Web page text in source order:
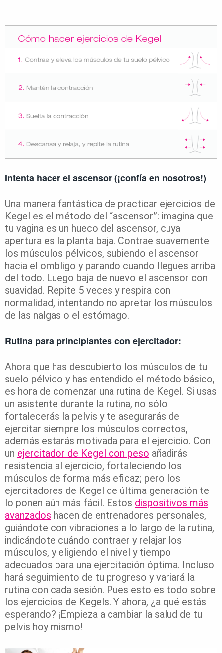
Intenta hacer el ascensor (¡confía en nosotros!)
Una manera fantástica de practicar ejercicios de
Kegel es el método del “ascensor”: imagina que
tu vagina es un hueco del ascensor, cuya
apertura es la planta baja. Contrae suavemente
los músculos pélvicos, subiendo el ascensor
hacia el ombligo y parando cuando llegues arriba
del todo. Luego baja de nuevo el ascensor con
suavidad. Repite 5 veces y respira con
normalidad, intentando no apretar los músculos
de las nalgas o el estómago.
Rutina para principiantes con ejercitador:
Ahora que has descubierto los músculos de tu
suelo pélvico y has entendido el método básico,
es hora de comenzar una rutina de Kegel. Si usas
un asistente durante la rutina, no sólo
fortalecerás la pelvis y te asegurarás de
ejercitar siempre los músculos correctos,
además estarás motivada para el ejercicio. Con
un ejercitador de Kegel con peso añadirás
resistencia al ejercicio, fortaleciendo los
músculos de forma más eficaz; pero los
ejercitadores de Kegel de última generación te
lo ponen aún más fácil. Estos dispositivos más
avanzados hacen de entrenadores personales,
guiándote con vibraciones a lo largo de la rutina,
indicándote cuándo contraer y relajar los
músculos, y eligiendo el nivel y tiempo
adecuados para una ejercitación óptima. Incluso
hará seguimiento de tu progreso y variará la
rutina con cada sesión. Pues esto es todo sobre
los ejercicios de Kegels. Y ahora, ¿a qué estás
esperando? ¡Empieza a cambiar la salud de tu
pelvis hoy mismo!